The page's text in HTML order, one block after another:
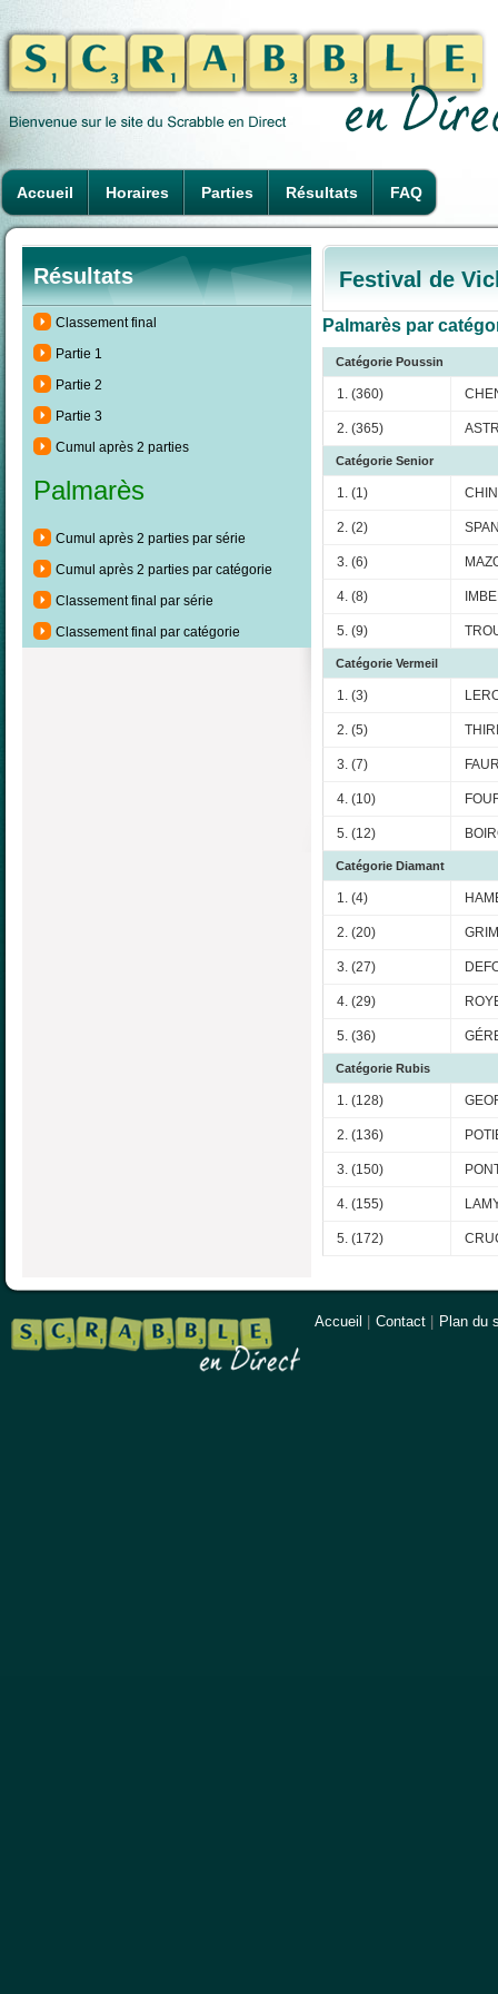
Accueil Horaires Parties Résultats FAQ
Résultats
Classement final
Partie 1
Partie 2
Partie 3
Cumul après 2 parties
Palmarès
Cumul après 2 parties par série
Cumul après 2 parties par catégorie
Classement final par série
Classement final par catégorie
Festival de
Palmarès par
Catégorie Poussin
1. (360)
2. (365)
Catégorie Senior
1. (1)
2. (2)
3. (6)
4. (8)
5. (9)
Catégorie Vermeil
1. (3)
2. (5)
3. (7)
4. (10)
5. (12)
Catégorie Diamant
1. (4)
2. (20)
3. (27)
4. (29)
5. (36)
Catégorie Rubis
1. (128)
2. (136)
3. (150)
4. (155)
5. (172)
Accueil Contact Plan du